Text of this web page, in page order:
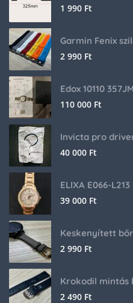
1 990 Ft
Garmin Fenix
2 990 Ft
Edox 10110
110 000 Ft
Invicta pro
40 000 Ft
ELIXA E066-L213
39 000 Ft
2 990 Ft
2 490 Ft